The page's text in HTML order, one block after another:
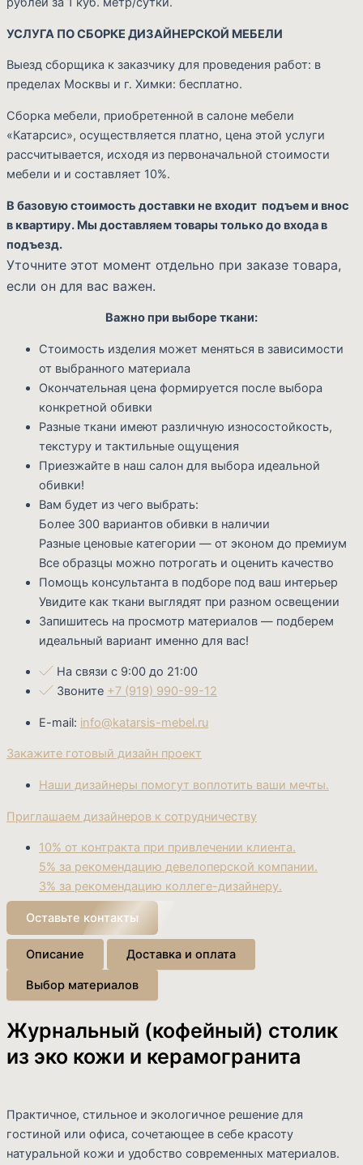
УСЛУГА ПО СБОРКЕ ДИЗАЙНЕРСКОЙ МЕБЕЛИ
Выезд сборщика к заказчику для проведения работ: в
пределах Москвы и г. Химки: бесплатно.
Сборка мебели, приобретенной в салоне мебели
«Катарсис», осуществляется платно, цена этой услуги
рассчитывается, исходя из первоначальной стоимости
мебели и и составляет 10%.
В базовую стоимость доставки не входит подъем и внос
в квартиру. Мы доставляем товары только до входа в
подъезд.
Уточните этот момент отдельно при заказе товара,
если он для вас важен.
Важно при выборе ткани:
Стоимость изделия может меняться в зависимости
от выбранного материала
Окончательная цена формируется после выбора
конкретной обивки
Разные ткани имеют различную износостойкость,
текстуру и тактильные ощущения
Приезжайте в наш салон для выбора идеальной
обивки!
Вам будет из чего выбрать:
Более 300 вариантов обивки в наличии
Разные ценовые категории — от эконом до премиум
Все образцы можно потрогать и оценить качество
Помощь консультанта в подборе под ваш интерьер
Увидите как ткани выглядят при разном освещении
Запишитесь на просмотр материалов — подберем
идеальный вариант именно для вас!
На связи с 9:00 до 21:00
Звоните +7 (919) 990-99-12
E-mail: info@katarsis-mebel.ru
Закажите готовый дизайн проект
Наши дизайнеры помогут воплотить ваши мечты.
Приглашаем дизайнеров к сотрудничеству
10% от контракта при привлечении клиента.
5% за рекомендацию девелоперской компании.
3% за рекомендацию коллеге-дизайнеру.
Оставьте контакты
Описание Доставка и оплата
Выбор материалов
Журнальный (кофейный) столик
из эко кожи и керамогранита
Практичное, стильное и экологичное решение для
гостиной или офиса, сочетающее в себе красоту
натуральной кожи и удобство современных материалов.